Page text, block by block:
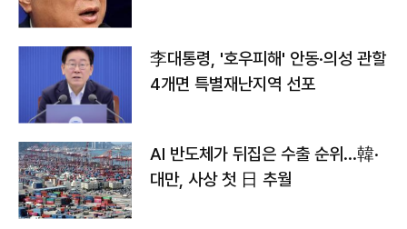
李대통령, '호우피해' 안동·의성 관할
4개면 특별재난지역 선포
AI 반도체가 뒤집은 수출 순위…韓·
대만, 사상 첫 日 추월